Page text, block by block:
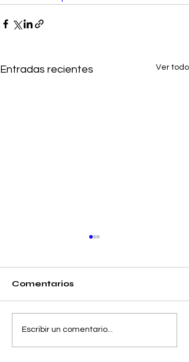
Entradas recientes Ver todo
Separando la
Precisión y el Error
Comentarios
Escribir un comentario...